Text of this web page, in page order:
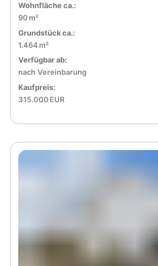
Wohnfläche ca.:
90 m²
Grund­stück ca.:
1.464 m²
Verfügbar ab:
nach Vereinbarung
Kaufpreis:
315.000 EUR